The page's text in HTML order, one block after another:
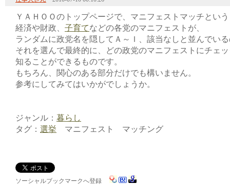
ＹＡＨＯＯのトップページで、マニフェストマッチとい
経済や財政、 子育てなどの各党のマニフェストが、
ランダムに政党名を隠してＡ～Ｉ、該当なしと並んでい
それを選んで最終的に、どの政党のマニフェストにチェ
知ることができるものです。
もちろん、関心のある部分だけでも構いません。
参考にしてみてはいかがでしょうか。
ジャンル： 暮らし
タグ： 選挙 マニフェスト マッチング
ソーシャルブックマークへ登録